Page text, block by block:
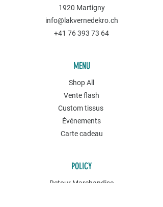
1920 Martigny
info@lakvernedekro.ch
+41 76 393 73 64
MENU
Shop All
Vente flash
Custom tissus
Événements
Carte cadeau
POLICY
Retour Marchandise